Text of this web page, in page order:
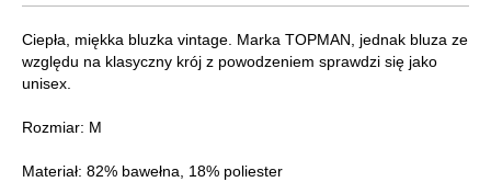
Ciepła, miękka bluzka vintage. Marka TOPMAN, jednak bluza ze
względu na klasyczny krój z powodzeniem sprawdzi się jako
unisex.
Rozmiar: M
Materiał: 82% bawełna, 18% poliester